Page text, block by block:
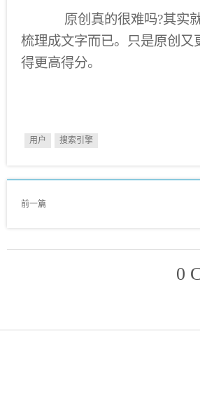
原创真的很难吗?其实就
梳理成文字而已。只是原创
得更高得分。
用户 搜索引擎
前一篇
0